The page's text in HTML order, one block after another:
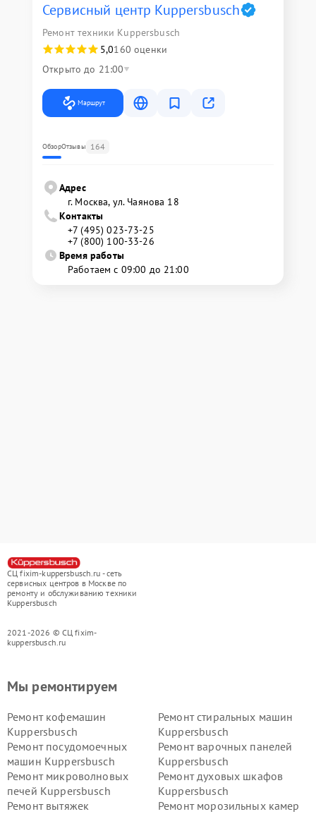
Сервисный центр Kuppersbusch
Ремонт техники Kuppersbusch
5,0160 оценки
Открыто до 21:00
Маршрут
ОбзорОтзывы 164
Адрес
г. Москва, ул. Чаянова 18
Контакты
+7 (495) 023-73-25
+7 (800) 100-33-26
Время работы
Работаем с 09:00 до 21:00
СЦ fixim-kuppersbusch.ru - сеть
сервисных центров в Москве по
ремонту и обслуживанию техники
Kuppersbusch
2021-2026 © СЦ fixim-
kuppersbusch.ru
Мы ремонтируем
Ремонт кофемашин
Kuppersbusch
Ремонт стиральных машин
Kuppersbusch
Ремонт посудомоечных
машин Kuppersbusch
Ремонт варочных панелей
Kuppersbusch
Ремонт микроволновых
печей Kuppersbusch
Ремонт духовых шкафов
Kuppersbusch
Ремонт вытяжек
Ремонт морозильных камер